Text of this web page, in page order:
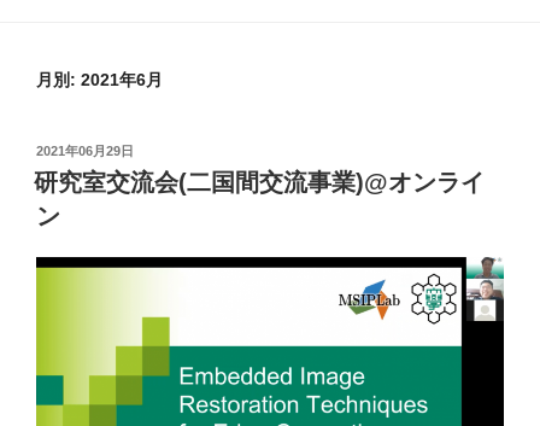
月別: 2021年6月
投
稿
日:
2021年06月29日
研究室交流会(二国間交流事業)@オンライ
ン